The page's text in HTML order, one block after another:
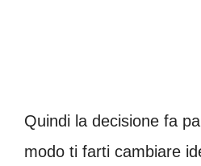
Quindi la decisione fa
modo ti farti cambiare